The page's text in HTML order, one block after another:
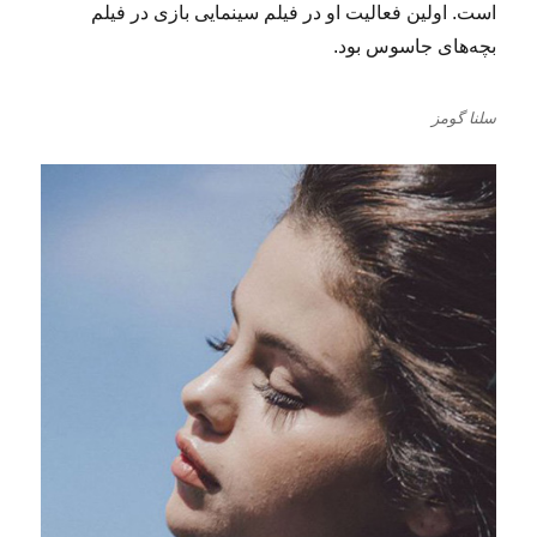
است. اولین فعالیت او در فیلم سینمایی بازی در فیلم
بچه‌های جاسوس بود.
سلنا گومز